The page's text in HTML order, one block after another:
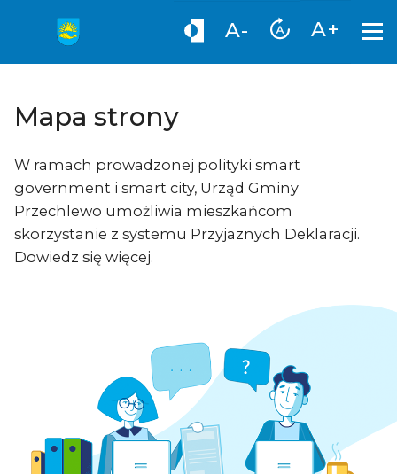
A- A+
Mapa strony
W ramach prowadzonej polityki smart
government i smart city, Urząd Gminy
Przechlewo umożliwia mieszkańcom
skorzystanie z systemu Przyjaznych Deklaracji.
Dowiedz się więcej.